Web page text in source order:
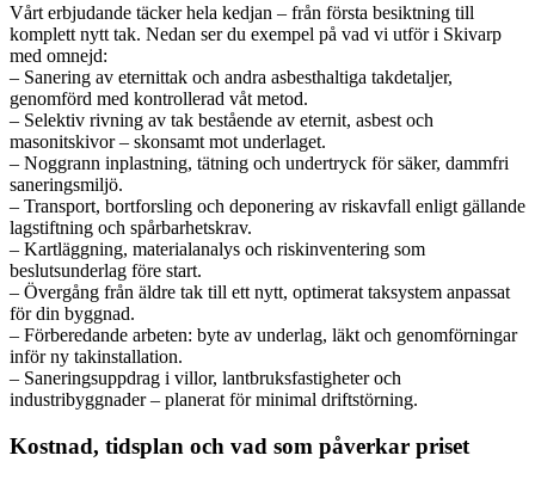
Vårt erbjudande täcker hela kedjan – från första besiktning till
komplett nytt tak. Nedan ser du exempel på vad vi utför i Skivarp
med omnejd:
– Sanering av eternittak och andra asbesthaltiga takdetaljer,
genomförd med kontrollerad våt metod.
– Selektiv rivning av tak bestående av eternit, asbest och
masonitskivor – skonsamt mot underlaget.
– Noggrann inplastning, tätning och undertryck för säker, dammfri
saneringsmiljö.
– Transport, bortforsling och deponering av riskavfall enligt gällande
lagstiftning och spårbarhetskrav.
– Kartläggning, materialanalys och riskinventering som
beslutsunderlag före start.
– Övergång från äldre tak till ett nytt, optimerat taksystem anpassat
för din byggnad.
– Förberedande arbeten: byte av underlag, läkt och genomförningar
inför ny takinstallation.
– Saneringsuppdrag i villor, lantbruksfastigheter och
industribyggnader – planerat för minimal driftstörning.
Kostnad, tidsplan och vad som påverkar priset